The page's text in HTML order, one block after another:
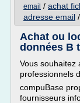
email / achat
adresse email /
Achat ou
données B
Vous souhaitez
professionnels
compuBase
fournisseurs